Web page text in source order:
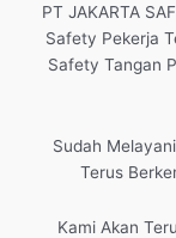
PT JAKARTA
Safety Pekerja
Safety Tangan
Sudah
Terus
Kami Akan